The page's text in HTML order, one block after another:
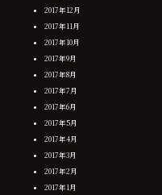
2017年12月
2017年11月
2017年10月
2017年9月
2017年8月
2017年7月
2017年6月
2017年5月
2017年4月
2017年3月
2017年2月
2017年1月